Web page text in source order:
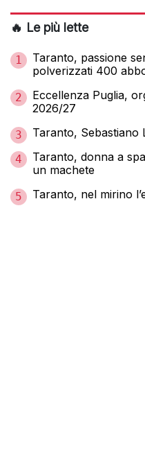
🔥 Le più lette
1
Taranto, passione
polverizzati 400
2
Eccellenza Puglia,
2026/27
3 Taranto, Sebastiano
4
Taranto, donna a
un machete
5 Taranto, nel mirino